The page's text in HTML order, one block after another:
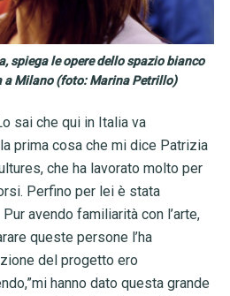
spiega le opere dello spazio bianco
a Milano (foto: Marina Petrillo)
sai che qui in Italia va
prima cosa che mi dice Patrizia
che ha lavorato molto per
Perfino per lei è stata
avendo familiarità con l’arte,
queste persone l’ha
del progetto ero
hanno dato questa grande